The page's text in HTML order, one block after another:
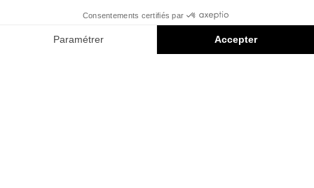
ConceptionSaentys
INSPIRATION
Consentements certifiés par
Paramétrer Accepter